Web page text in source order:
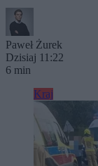
Paweł Żurek
Dzisiaj 11:22
6 min
Kraj